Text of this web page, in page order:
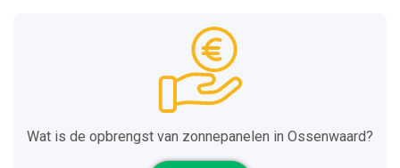
Wat is de opbrengst van zonnepanelen in Ossenwaard?